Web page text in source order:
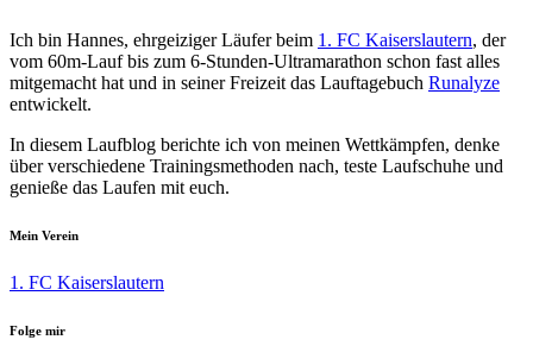
Ich bin Hannes, ehrgeiziger Läufer beim 1. FC Kaiserslautern, der
vom 60m-Lauf bis zum 6-Stunden-Ultramarathon schon fast alles
mitgemacht hat und in seiner Freizeit das Lauftagebuch Runalyze
entwickelt.
In diesem Laufblog berichte ich von meinen Wettkämpfen, denke
über verschiedene Trainingsmethoden nach, teste Laufschuhe und
genieße das Laufen mit euch.
Mein Verein
1. FC Kaiserslautern
Folge mir